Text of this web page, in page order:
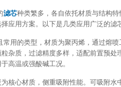
滤芯种类繁多，各自依托材质与结构
应用方案。以下是几类应用广泛的滤
用的类型，材质为聚丙烯，通过熔喷
杂质，过滤精度多样，适配前置预
高温或强酸碱工况。
心材质，侧重吸附性能。可吸附水